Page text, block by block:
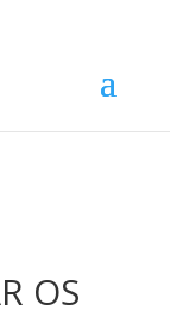
plugins/wp-
35
OS